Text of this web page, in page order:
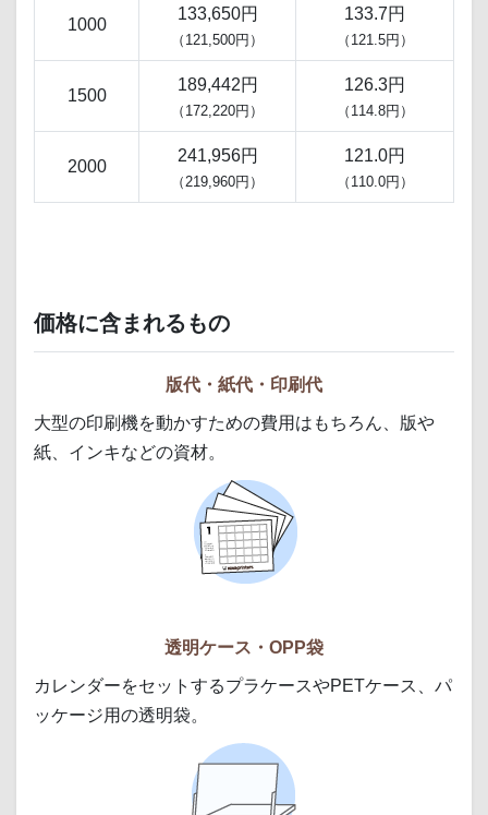
1000
133,650円
（121,500円）
133.7円
（121.5円）
1500
189,442円
（172,220円）
126.3円
（114.8円）
2000
241,956円
（219,960円）
121.0円
（110.0円）
価格に含まれるもの
版代・紙代・印刷代
大型の印刷機を動かすための費用はもちろん、版や
紙、インキなどの資材。
透明ケース・OPP袋
カレンダーをセットするプラケースやPETケース、パ
ッケージ用の透明袋。